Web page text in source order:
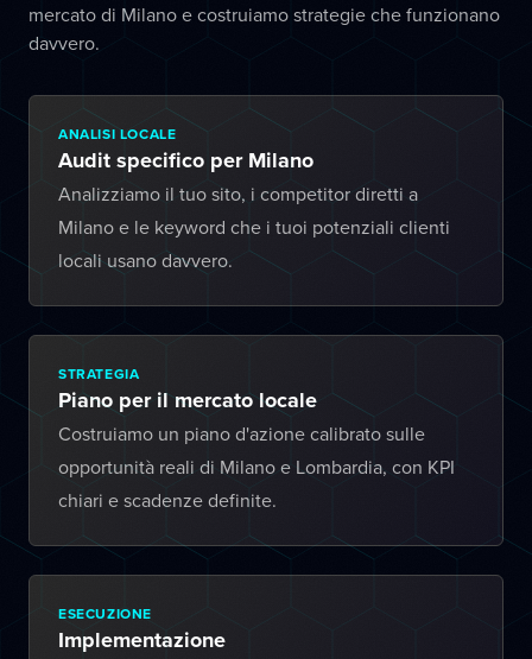
mercato di Milano e costruiamo strategie che funzionano
davvero.
ANALISI LOCALE
Audit specifico per Milano
Analizziamo il tuo sito, i competitor diretti a
Milano e le keyword che i tuoi potenziali clienti
locali usano davvero.
STRATEGIA
Piano per il mercato locale
Costruiamo un piano d'azione calibrato sulle
opportunità reali di Milano e Lombardia, con KPI
chiari e scadenze definite.
ESECUZIONE
Implementazione